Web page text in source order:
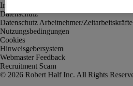
Impressum
Datenschutz
Datenschutz Arbeitnehmer/Zeitarbeitskräfte
Nutzungsbedingungen
Cookies
Hinweisgebersystem
Webmaster Feedback
Recruitment Scam